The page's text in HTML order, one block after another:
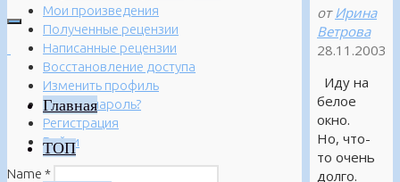
Главная
ТОП
от Ирина
Ветрова
28.11.2003
Иду на
белое
окно.
Но, что-
то очень
долго.
Мои произведения
Полученные рецензии
Написанные рецензии
Восстановление доступа
Изменить профиль
Забыли пароль?
Регистрация
Войти
Name *